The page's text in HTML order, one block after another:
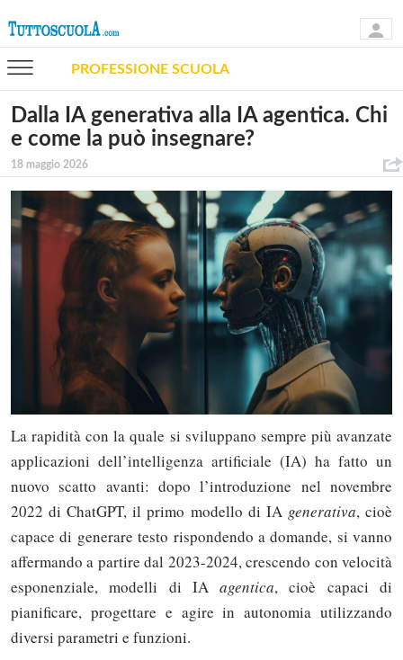
PROFESSIONE SCUOLA
Dalla IA generativa alla IA agentica. Chi
e come la può insegnare?
18 maggio 2026
La rapidità con la quale si sviluppano sempre più avanzate
applicazioni dell’intelligenza artificiale (IA) ha fatto un
nuovo scatto avanti: dopo l’introduzione nel novembre
2022 di ChatGPT, il primo modello di IA generativa, cioè
capace di generare testo rispondendo a domande, si vanno
affermando a partire dal 2023-2024, crescendo con velocità
esponenziale, modelli di IAagentica, cioè capaci di
pianificare, progettare e agire in autonomia utilizzando
diversi parametri e funzioni.